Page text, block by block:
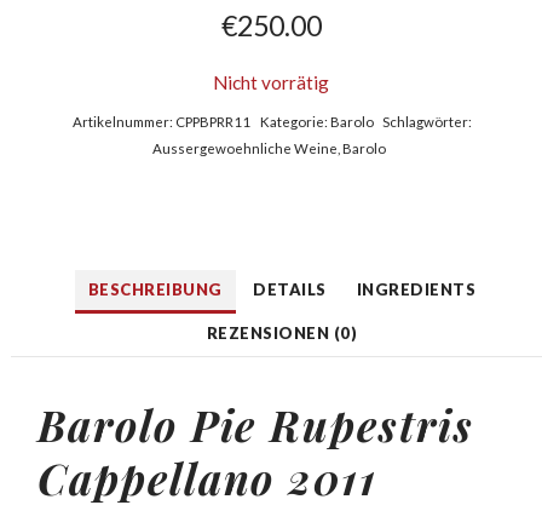
€250.00
Nicht vorrätig
Artikelnummer: CPPBPRR11 Kategorie: Barolo Schlagwörter:
Aussergewoehnliche Weine ,Barolo
BESCHREIBUNG DETAILS INGREDIENTS
REZENSIONEN (0)
Barolo Pie Rupestris
Cappellano 2011